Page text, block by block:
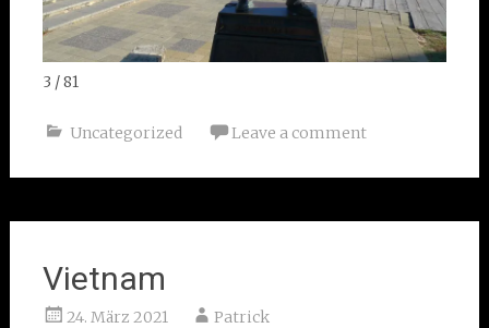
4 / 81
Uncategorized Leave a comment
Vietnam
24. März 2021 Patrick